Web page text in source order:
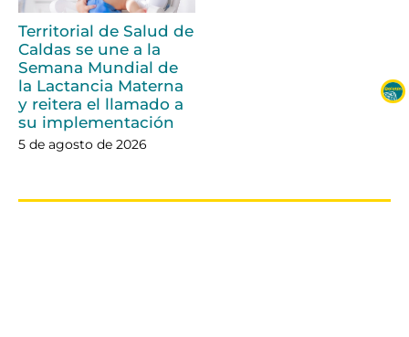
Territorial de Salud de
Caldas se une a la
Semana Mundial de
la Lactancia Materna
y reitera el llamado a
su implementación
5 de agosto de 2026